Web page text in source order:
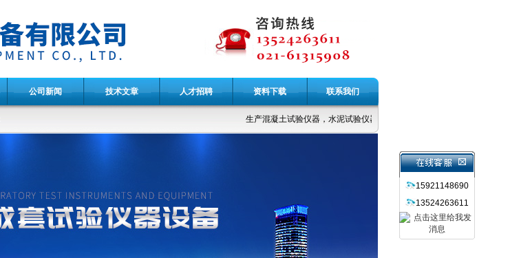
公司新闻 技术文章 人才招聘 资料下载 联系我们
生产混凝土试验仪器，水泥试验仪器，公路土工仪器，无损检测仪器，
15921148690
13524263611